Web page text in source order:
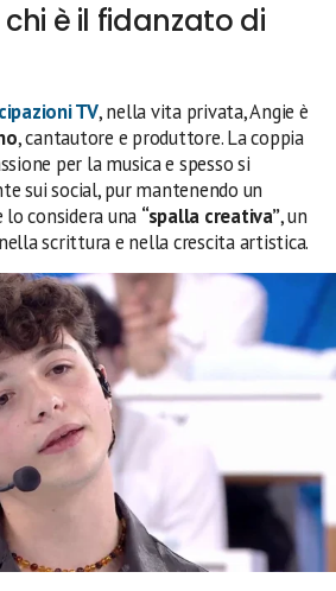
è il fidanzato di
TV, nella vita privata, Angie è
, cantautore e produttore. La coppia
per la musica e spesso si
sui social, pur mantenendo un
considera una “spalla creativa”, un
scrittura e nella crescita artistica.